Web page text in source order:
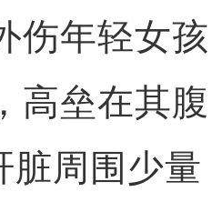
年轻女孩
高垒在其腹
脏周围少量